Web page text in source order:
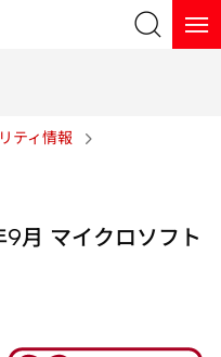
ティ情報
月 マイクロソフト